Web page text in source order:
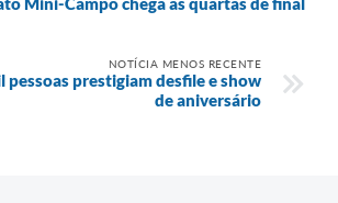
NOTÍCIA MENOS RECENTE
pessoas prestigiam desfile e show
de aniversário